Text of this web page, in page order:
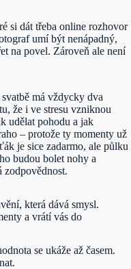
si dát třeba online rozhovor
umí být nenápadný,
na povel. Zároveň ale není
má vždycky dva
že i ve stresu vzniknou
udělat pohodu a jak
– protože ty momenty už
je sice zadarmo, ale půlku
budou bolet nohy a
zodpovědnost.
která dává smysl.
a vrátí vás do
se ukáže až časem.